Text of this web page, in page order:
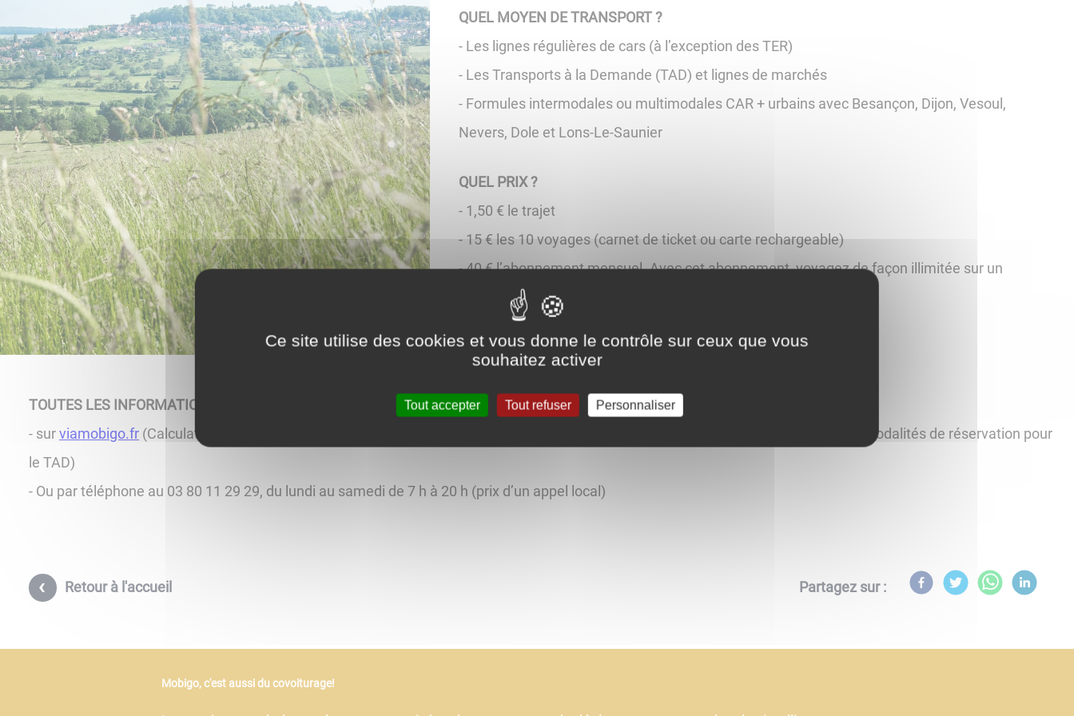
QUEL MOYEN DE TRANSPORT ?
- Les lignes régulières de cars (à l’exception des TER)
- Les Transports à la Demande (TAD) et lignes de marchés
- Formules intermodales ou multimodales CAR + urbains avec Besançon, Dijon, Vesoul,
Nevers, Dole et Lons-Le-Saunier
QUEL PRIX ?
- 1,50 € le trajet
- 15 € les 10 voyages (carnet de ticket ou carte rechargeable)
- 40 € l’abonnement mensuel. Avec cet abonnement, voyagez de façon illimitée sur un
parcours donné.
- Gratuit pour les enfants de moins de 4 ans.
TOUTES LES INFORMATIONS
- surviamobigo.fr (Calculateur d’itinéraire, fiches horaires téléchargeables, information sur les titres de transport et lieux de vente et modalités de réservation pour
le TAD)
- Ou par téléphone au 03 80 11 29 29, du lundi au samedi de 7 h à 20 h (prix d’un appel local)
Retour à l'accueil Partagez sur :
Mobigo, c'est aussi du covoiturage!
Ce site utilise des cookies et vous donne le contrôle sur ceux que vous
souhaitez activer
Tout accepter Tout refuser Personnaliser